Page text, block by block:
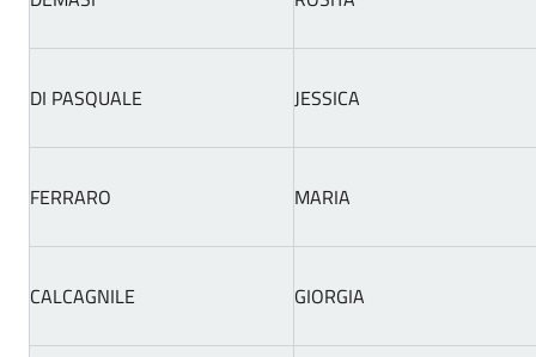
DI PASQUALE JESSICA
FERRARO MARIA
CALCAGNILE GIORGIA